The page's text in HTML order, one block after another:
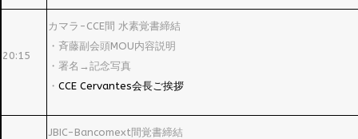
20:15
カマラ-CCE間 水素覚書締結
・斉藤副会頭MOU内容説明
・署名→記念写真
・ CCE Cervantes会長ご挨拶
JBIC-Bancomext間覚書締結